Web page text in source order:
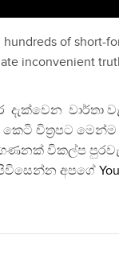
of short-
inconvenient
වාර්තා
චිත්‍රපට මෙන්ම
ගණනක් විකල්ප
අපගේ